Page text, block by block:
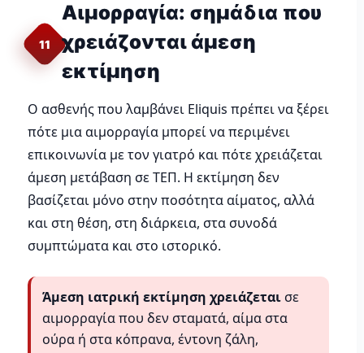
11
Αιμορραγία: σημάδια που
χρειάζονται άμεση
εκτίμηση
Ο ασθενής που λαμβάνει Eliquis πρέπει να ξέρει
πότε μια αιμορραγία μπορεί να περιμένει
επικοινωνία με τον γιατρό και πότε χρειάζεται
άμεση μετάβαση σε ΤΕΠ. Η εκτίμηση δεν
βασίζεται μόνο στην ποσότητα αίματος, αλλά
και στη θέση, στη διάρκεια, στα συνοδά
συμπτώματα και στο ιστορικό.
Άμεση ιατρική εκτίμηση χρειάζεταισε
αιμορραγία που δεν σταματά, αίμα στα
ούρα ή στα κόπρανα, έντονη ζάλη,